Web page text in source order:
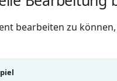
bearbeiten zu